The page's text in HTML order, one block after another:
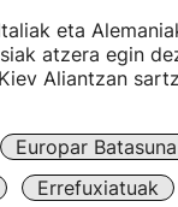
eta
atzera egin
Aliantzan
Europar Batasuna
Errefuxiatuak